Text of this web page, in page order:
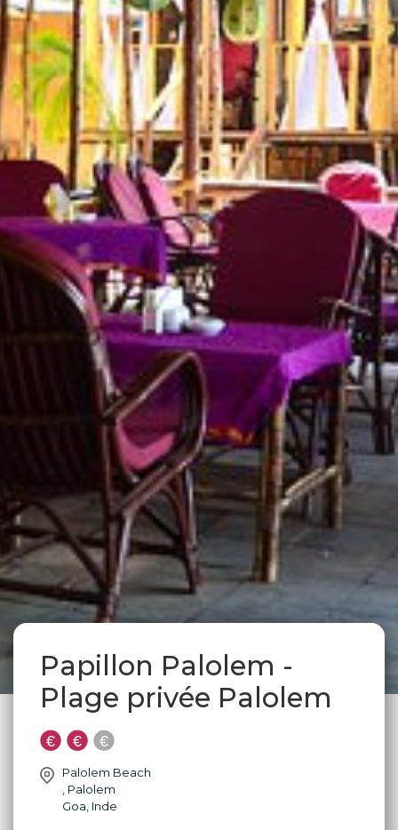
Papillon Palolem -
Plage privée Palolem
Palolem Beach
Palolem
Goa Inde